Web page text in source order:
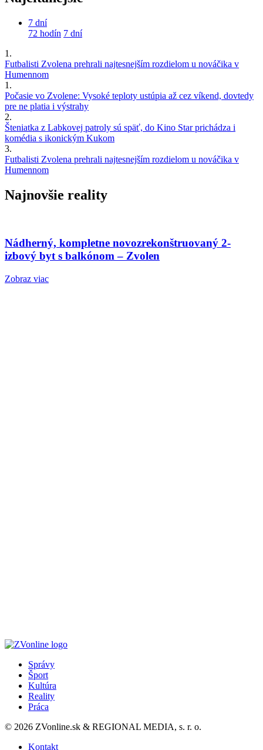
7 dní
72 hodín 7 dní
1.
Futbalisti Zvolena prehrali najtesnejším rozdielom u nováčika v
Humennom
1.
Počasie vo Zvolene: Vysoké teploty ustúpia až cez víkend, dovtedy
pre ne platia i výstrahy
2.
Šteniatka z Labkovej patroly sú späť, do Kino Star prichádza i
komédia s ikonickým Kukom
3.
Futbalisti Zvolena prehrali najtesnejším rozdielom u nováčika v
Humennom
Najnovšie reality
Nádherný, kompletne novozrekonštruovaný 2-
izbový byt s balkónom – Zvolen
Zobraz viac
Správy
Šport
Kultúra
Reality
Práca
© 2026 ZVonline.sk & REGIONAL MEDIA, s. r. o.
Kontakt